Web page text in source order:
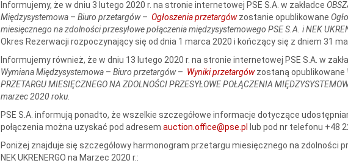
Informujemy, że w dniu 3 lutego 2020 r. na stronie internetowej PSE S.A. w zakładce
Międzysystemowa – Biuro przetargów– Ogłoszenia przetargówzostanie opublikowane
miesięcznego na zdolności przesyłowe połączenia międzysystemowego PSE S.A. i NEK
Okres Rezerwacji rozpoczynający się od dnia 1 marca 2020 i kończący się z dniem 31
Informujemy również, że w dniu 13 lutego 2020 r. na stronie internetowej PSE S.A. w
Wymiana Międzysystemowa – Biuro przetargów– Wyniki przetargówzostaną opublikowane
PRZETARGU MIESIĘCZNEGO NA ZDOLNOŚCI PRZESYŁOWE POŁĄCZENIA
marzec 2020 roku.
PSE S.A. informują ponadto, że wszelkie szczegółowe informacje dotyczące
połączenia można uzyskać pod adresem auction.office@pse.pl
lub pod nr telefonu +48
Poniżej znajduje się szczegółowy harmonogram przetargu miesięcznego na zdolności
NEK UKRENERGO na Marzec 2020 r.: